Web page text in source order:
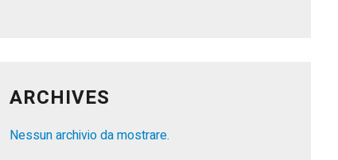
ARCHIVES
Nessun archivio da mostrare.